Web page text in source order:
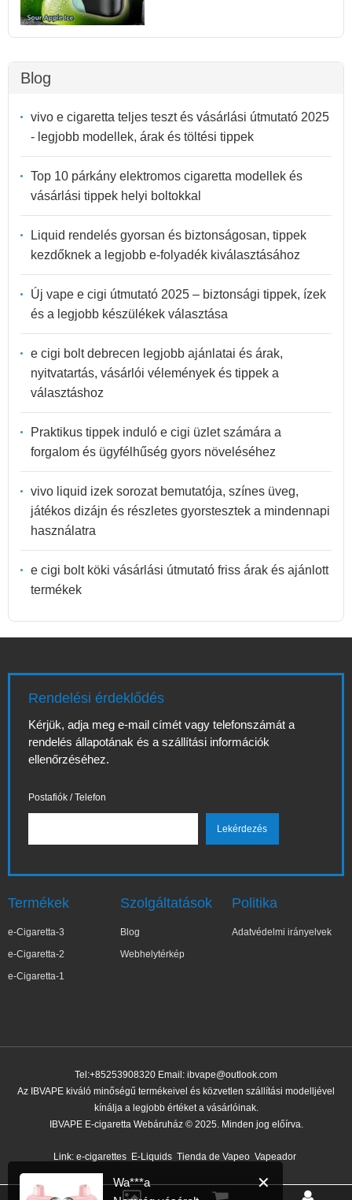
Blog
vivo e cigaretta teljes teszt és vásárlási útmutató 2025
- legjobb modellek, árak és töltési tippek
Top 10 párkány elektromos cigaretta modellek és
vásárlási tippek helyi boltokkal
Liquid rendelés gyorsan és biztonságosan, tippek
kezdőknek a legjobb e-folyadék kiválasztásához
Új vape e cigi útmutató 2025 – biztonsági tippek, ízek
és a legjobb készülékek választása
e cigi bolt debrecen legjobb ajánlatai és árak,
nyitvatartás, vásárlói vélemények és tippek a
választáshoz
Praktikus tippek induló e cigi üzlet számára a
forgalom és ügyfélhűség gyors növeléséhez
vivo liquid izek sorozat bemutatója, színes üveg,
játékos dizájn és részletes gyorstesztek a mindennapi
használatra
e cigi bolt köki vásárlási útmutató friss árak és ajánlott
termékek
Rendelési érdeklődés
Kérjük, adja meg e-mail címét vagy telefonszámát a
rendelés állapotának és a szállítási információk
ellenőrzéséhez.
Postafiók / Telefon
Termékek
e-Cigaretta-3
e-Cigaretta-2
e-Cigaretta-1
Szolgáltatások
Blog
Webhelytérkép
Politika
Adatvédelmi irányelvek
Tel:+85253908320 Email: ibvape@outlook.com
Az IBVAPE kiváló minőségű termékeivel és közvetlen szállítási modelljével
kínálja a legjobb értéket a vásárlóinak.
IBVAPE E-cigaretta Webáruház © 2025. Minden jog előírva.
Link: e-cigarettes E-Liquids Tienda de Vapeo Vapeador
✕
Wa***a
7 perccel ezelőtt